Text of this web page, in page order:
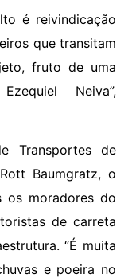
é reivindicação
que transitam
fruto de uma
Neiva”,
Transportes de
Baumgratz, o
os moradores do
de carreta
“É muita
e poeira no